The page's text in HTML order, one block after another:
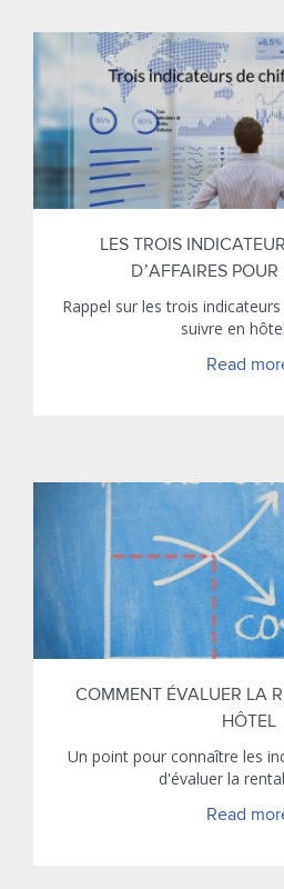
LES TROIS
D’AFFAIRES
Rappel sur les trois
suivre en
Read
COMMENT ÉVALUER LA
HÔTEL
Un point pour connaître les
d'évaluer la
Read